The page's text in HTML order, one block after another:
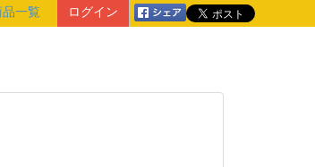
ログイン
品一覧